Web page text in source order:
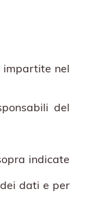
impartite nel
del
indicate
dati e per